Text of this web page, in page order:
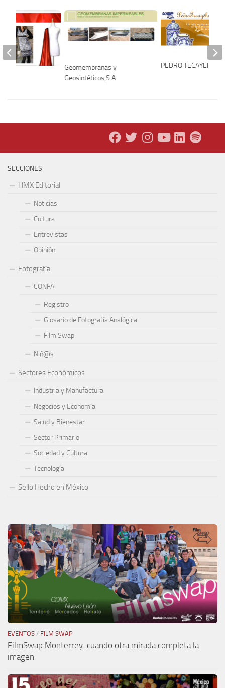
Geomembranas y
Geosintéticos,S.A
PEDRO
SECCIONES
HMX Editorial
Noticias
Cultura
Entrevistas
Opinión
Fotografía
CONFA
Registro
Glosario de Fotografía Analógica
Film Swap
Niñ@s
Sectores Económicos
Industria y Manufactura
Negocios y Economía
Salud y Bienestar
Sector Primario
Sociedad y Cultura
Tecnología
Sello Hecho en México
EVENTOS / FILM SWAP
FilmSwap Monterrey: cuando otra mirada completa la
imagen